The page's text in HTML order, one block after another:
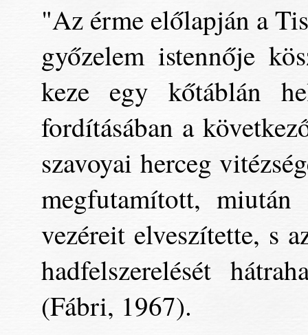
"Az érme előlapján a
győzelem istennője
keze egy kőtáblán
fordításában a
szavoyai herceg
megfutamított, miután
vezéreit elveszítette, s
hadfelszerelését
(Fábri, 1967).